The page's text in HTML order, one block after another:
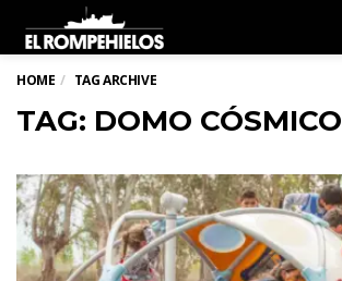
HOME TAG ARCHIVE
TAG: DOMO CÓSMICO